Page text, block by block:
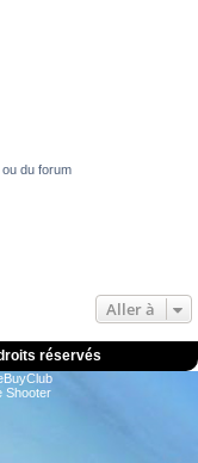
du forum
Aller à
réservés
Shooter